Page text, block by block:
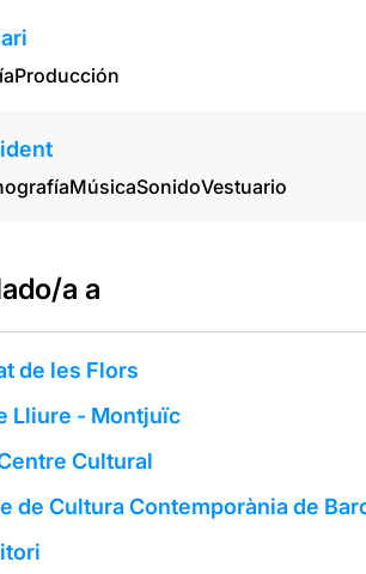
Producción
MúsicaSonidoVestuario
a a
de les Flors
Lliure - Montjuïc
Cultural
de Cultura Contemporània de